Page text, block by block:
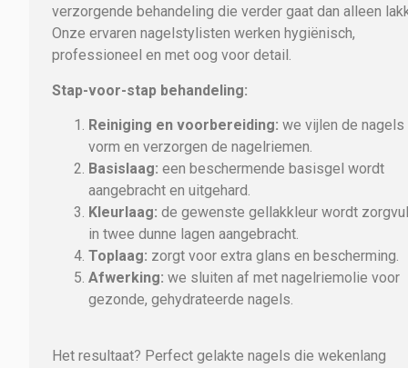
verzorgende behandeling die verder gaat dan alleen
Onze ervaren nagelstylisten werken hygiënisch,
professioneel en met oog voor detail.
Stap-voor-stap behandeling:
Reiniging en voorbereiding: we vijlen de nagels
vorm en verzorgen de nagelriemen.
Basislaag: een beschermende basisgel wordt
aangebracht en uitgehard.
Kleurlaag: de gewenste gellakkleur wordt
in twee dunne lagen aangebracht.
Toplaag: zorgt voor extra glans en bescherming.
Afwerking: we sluiten af met nagelriemolie voor
gezonde, gehydrateerde nagels.
Het resultaat? Perfect gelakte nagels die wekenlang